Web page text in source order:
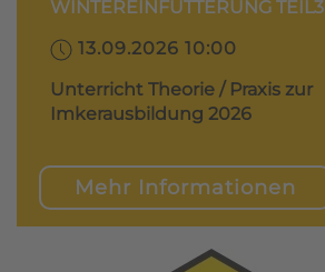
WINTEREINFÜTTERUNG TEIL3
13.09.2026 10:00
Unterricht Theorie / Praxis zur
Imkerausbildung 2026
Mehr Informationen